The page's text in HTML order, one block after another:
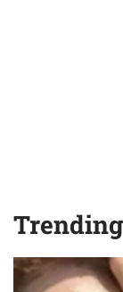
Trending